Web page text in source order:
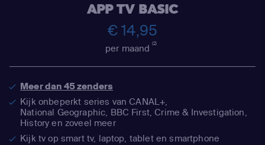
APP TV BASIC
€ 14,95
per maand(2)
Meer dan 45 zenders
Kijk onbeperkt series van CANAL+,
National Geographic, BBC First, Crime & Investigation,
History en zoveel meer
Kijk tv op smart tv, laptop, tablet en smartphone